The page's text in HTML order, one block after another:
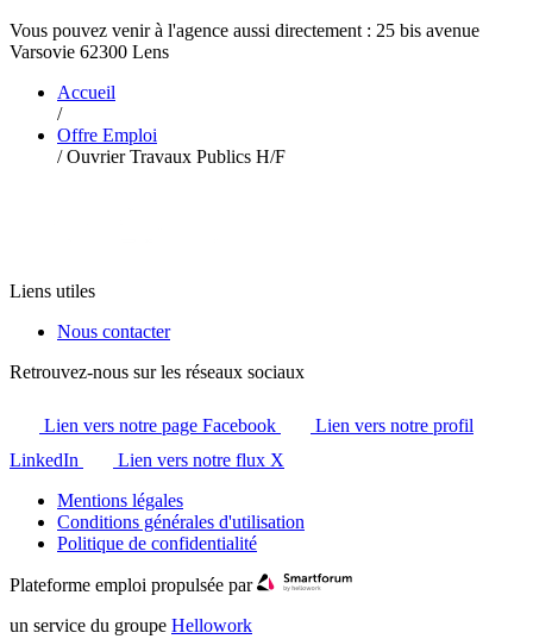
Vous pouvez venir à l'agence aussi directement : 25 bis avenue
Varsovie 62300 Lens
Accueil
/
Offre Emploi
/ Ouvrier Travaux Publics H/F
Liens utiles
Nous contacter
Retrouvez-nous sur les réseaux sociaux
Lien vers notre page Facebook
Lien vers notre profil
LinkedIn
Lien vers notre flux X
Mentions légales
Conditions générales d'utilisation
Politique de confidentialité
Plateforme emploi propulsée par
un service du groupe Hellowork